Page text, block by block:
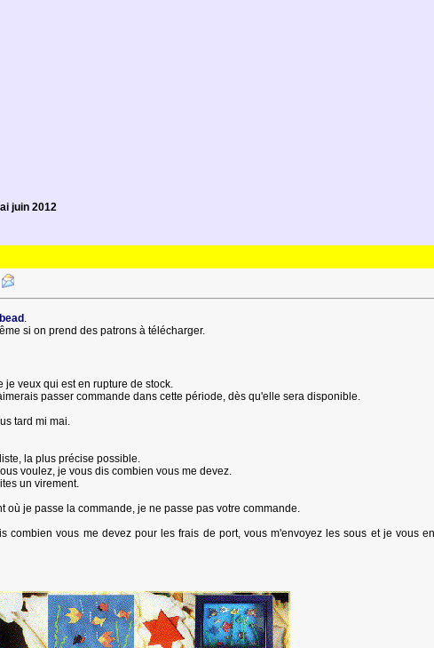
juin 2012
.
si on prend des patrons à télécharger.
veux qui est en rupture de stock.
passer commande dans cette période, dès qu'elle sera disponible.
tard mi mai.
la plus précise possible.
voulez, je vous dis combien vous me devez.
un virement.
où je passe la commande, je ne passe pas votre commande.
combien vous me devez pour les frais de port, vous m'envoyez les sous et je vous